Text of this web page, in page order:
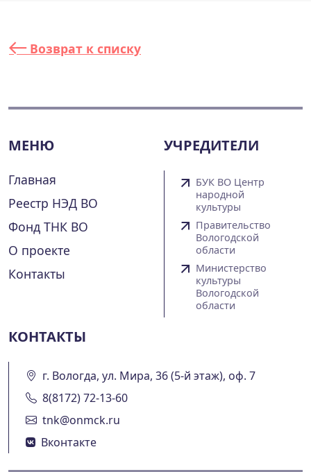
Возврат к списку
МЕНЮ
Главная
Реестр НЭД ВО
Фонд ТНК ВО
О проекте
Контакты
УЧРЕДИТЕЛИ
БУК ВО Центр
народной
культуры
Правительство
Вологодской
области
Министерство
культуры
Вологодской
области
КОНТАКТЫ
г. Вологда, ул. Мира, 36 (5-й этаж), оф. 7
8(8172) 72-13-60
tnk@onmck.ru
Вконтакте